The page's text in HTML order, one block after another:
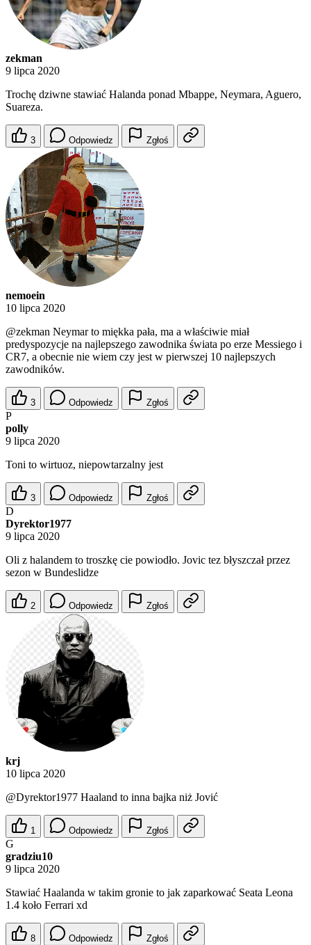
zekman
9 lipca 2020
Trochę dziwne stawiać Halanda ponad Mbappe, Neymara, Aguero,
Suareza.
3 Odpowiedz Zgłoś
nemoein
10 lipca 2020
@zekman Neymar to miękka pała, ma a właściwie miał
predyspozycje na najlepszego zawodnika świata po erze Messiego i
CR7, a obecnie nie wiem czy jest w pierwszej 10 najlepszych
zawodników.
3 Odpowiedz Zgłoś
P
polly
9 lipca 2020
Toni to wirtuoz, niepowtarzalny jest
3 Odpowiedz Zgłoś
D
Dyrektor1977
9 lipca 2020
Oli z halandem to troszkę cie powiodło. Jovic tez błyszczał przez
sezon w Bundeslidze
2 Odpowiedz Zgłoś
krj
10 lipca 2020
@Dyrektor1977 Haaland to inna bajka niż Jović
1 Odpowiedz Zgłoś
G
gradziu10
9 lipca 2020
Stawiać Haalanda w takim gronie to jak zaparkować Seata Leona
1.4 koło Ferrari xd
8 Odpowiedz Zgłoś